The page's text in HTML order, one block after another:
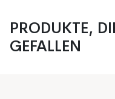
PRODUKTE,
GEFALLEN